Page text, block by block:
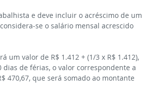
e deve incluir o acréscimo de um
se o salário mensal acrescido
um valor de R$ 1.412 + (1/3 x R$ 1.412),
de férias, o valor correspondente a
470,67, que será somado ao montante